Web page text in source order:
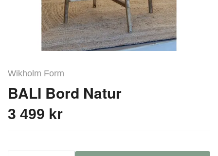
Wikholm Form
BALI Bord Natur
3 499 kr